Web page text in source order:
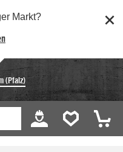
Markt?
(Pfalz)